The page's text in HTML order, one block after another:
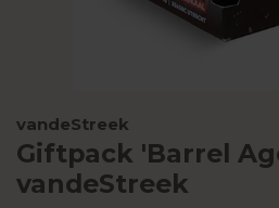
vandeStreek
Giftpack 'Barrel
vandeStreek